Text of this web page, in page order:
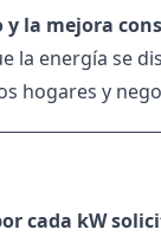
la mejora
la energía se
hogares y
cada kW